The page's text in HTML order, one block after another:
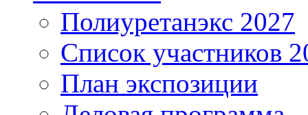
Полиуретанэкс 2027
Список участников
План экспозиции